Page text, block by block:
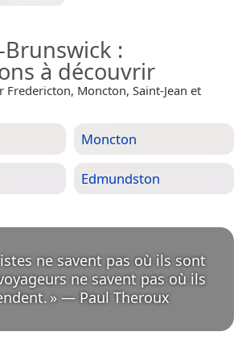
:
à découvrir
Fredericton, Moncton, Saint-Jean et
Moncton
Edmundston
ne savent pas où ils sont
ne savent pas où ils
» — Paul Theroux